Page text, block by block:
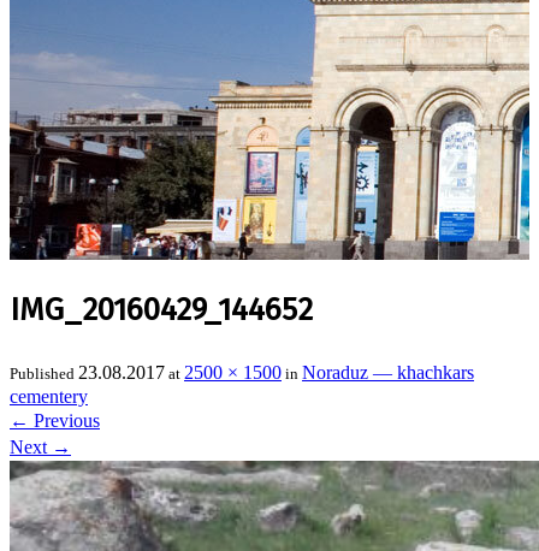
IMG_20160429_144652
Published 23.08.2017 at 2500 × 1500 in Noraduz — khachkars
cementery
← Previous
Next →